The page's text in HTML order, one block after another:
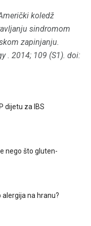
koledž
sindromom
zapinjanju.
. 2014; 109 (S1). doi:
dijetu za IBS
nego što gluten-
alergija na hranu?